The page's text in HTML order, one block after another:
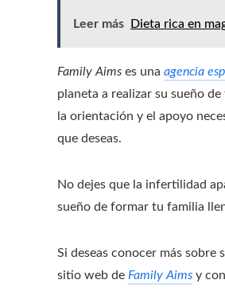
Leer más Dieta rica en
Family Aims es una agencia
planeta a realizar su sueño
la orientación y el apoyo
que deseas.
No dejes que la infertilidad
sueño de formar tu familia
Si deseas conocer más sobre
sitio web de Family Aims y